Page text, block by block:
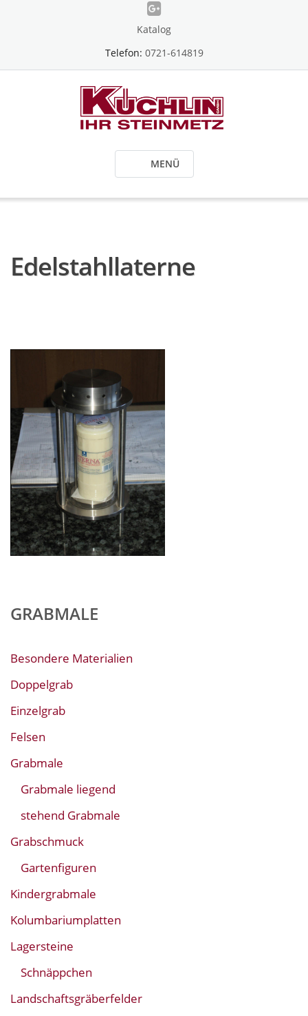
Katalog
Telefon: 0721-614819
MENÜ
Edelstahllaterne
GRABMALE
Besondere Materialien
Doppelgrab
Einzelgrab
Felsen
Grabmale
Grabmale liegend
stehend Grabmale
Grabschmuck
Gartenfiguren
Kindergrabmale
Kolumbariumplatten
Lagersteine
Schnäppchen
Landschaftsgräberfelder